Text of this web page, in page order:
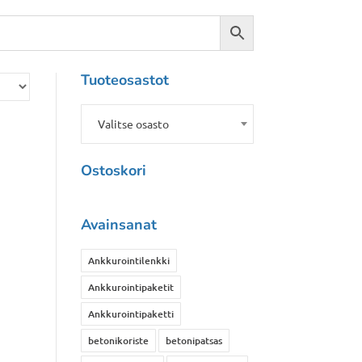
Tuoteosastot
Valitse osasto
Ostoskori
Avainsanat
Ankkurointilenkki
Ankkurointipaketit
Ankkurointipaketti
betonikoriste
betonipatsas